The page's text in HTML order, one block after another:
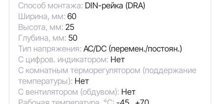
Способ монтажа: DIN-рейка (DRA)
Ширина, мм: 60
Высота, мм: 25
Глубина, мм: 50
Тип напряжения: AC/DC (перемен./постоян.)
С цифров. индикатором: Нет
С комнатным терморегулятором (поддержание
температуры): Нет
С вентилятором (обдувом): Нет